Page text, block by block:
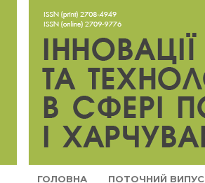
ГОЛОВНА ПОТОЧНИЙ